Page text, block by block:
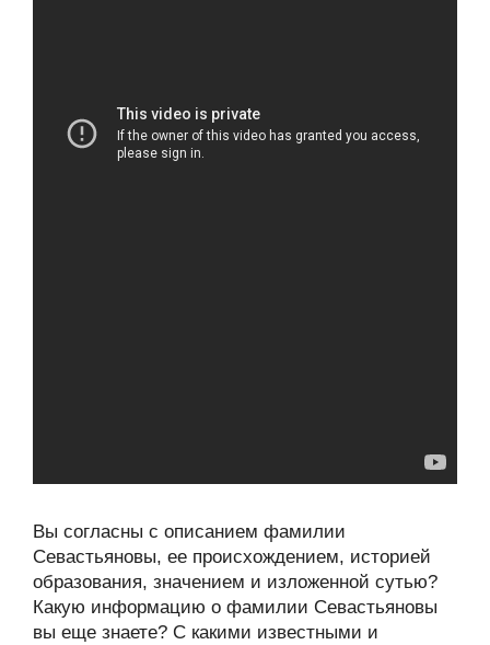
Вы согласны с описанием фамилии
Севастьяновы, ее происхождением, историей
образования, значением и изложенной сутью?
Какую информацию о фамилии Севастьяновы
вы еще знаете? С какими известными и